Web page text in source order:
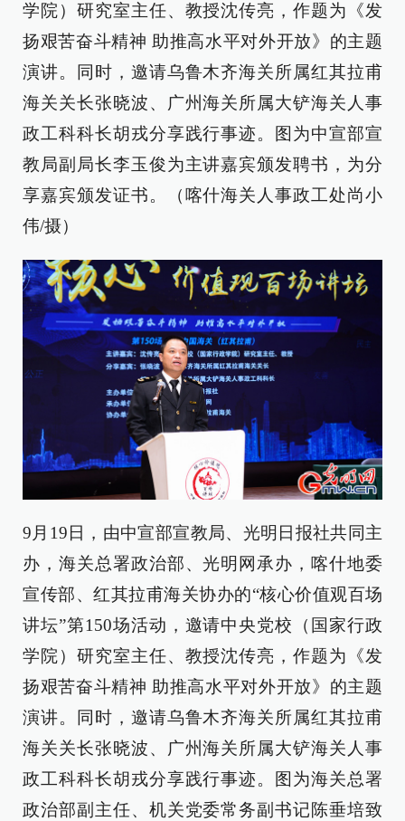
学院）研究室主任、教授沈传亮，作题为《发
扬艰苦奋斗精神 助推高水平对外开放》的主题
演讲。同时，邀请乌鲁木齐海关所属红其拉甫
海关关长张晓波、广州海关所属大铲海关人事
政工科科长胡戎分享践行事迹。图为中宣部宣
教局副局长李玉俊为主讲嘉宾颁发聘书，为分
享嘉宾颁发证书。（喀什海关人事政工处尚小
伟/摄）
9月19日，由中宣部宣教局、光明日报社共同主
办，海关总署政治部、光明网承办，喀什地委
宣传部、红其拉甫海关协办的“核心价值观百场
讲坛”第150场活动，邀请中央党校（国家行政
学院）研究室主任、教授沈传亮，作题为《发
扬艰苦奋斗精神 助推高水平对外开放》的主题
演讲。同时，邀请乌鲁木齐海关所属红其拉甫
海关关长张晓波、广州海关所属大铲海关人事
政工科科长胡戎分享践行事迹。图为海关总署
政治部副主任、机关党委常务副书记陈垂培致